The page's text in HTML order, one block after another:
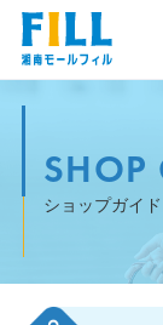
SHOP
ショップガイド